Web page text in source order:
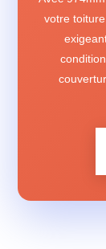
votre